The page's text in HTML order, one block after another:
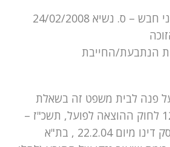
– ס. נשיא 24/02/2008
הנתבעת/החייבת
פנה לבית משפט זה בשאלת
הבהרה, לאור סעיף 12 לחוק ההוצאה לפועל, תשכ"ז –
1967 , וזאת אודות פסק דינו מיום 22.2.04 , בת"א